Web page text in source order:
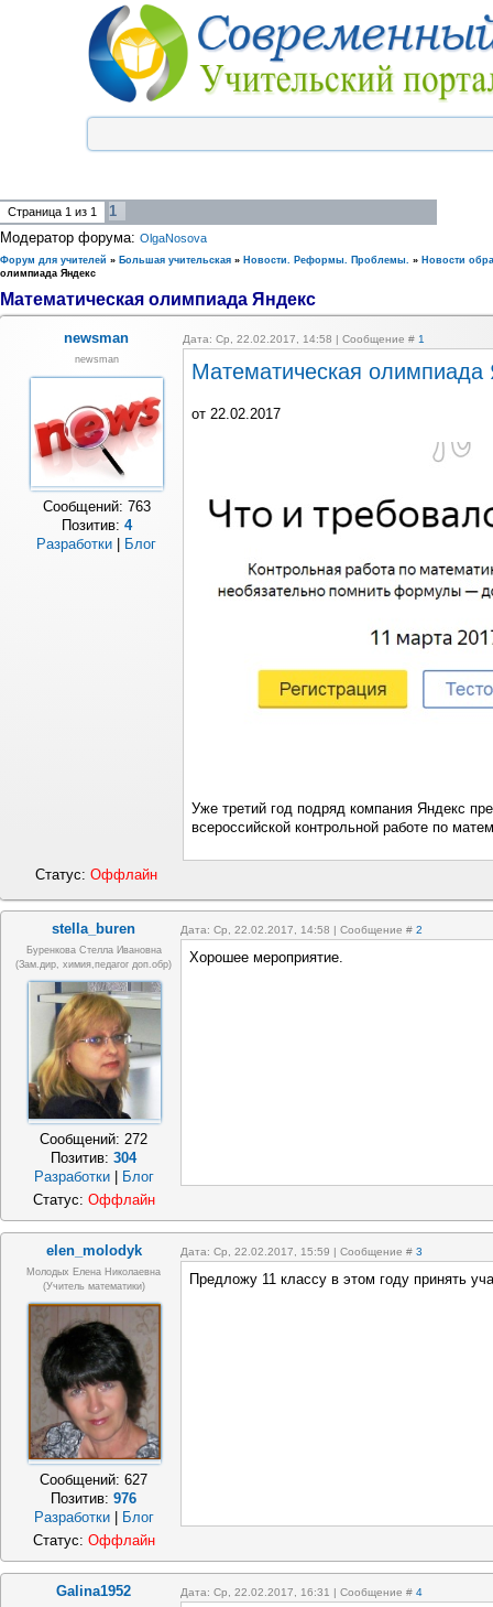
Страница 1 из 1
1
Модератор форума: OlgaNosova
Форум для учителей » Большая учительская » Новости. Реформы. Проблемы. » Новости
олимпиада Яндекс
Математическая олимпиада Яндекс
newsman Дата: Ср, 22.02.2017, 14:58 | Сообщение # 1
newsman
Сообщений: 763
Позитив: 4
Разработки
Блог
Математическая олимпиада
от 22.02.2017
Уже третий год подряд компания Яндекс
всероссийской контрольной работе по
Статус:Оффлайн
stella_buren Дата: Ср, 22.02.2017, 14:58 | Сообщение # 2
Буренкова Стелла Ивановна
(зам.дир, химия,педагог доп.обр)
Сообщений: 272
Позитив:304
Разработки | Блог
Хорошее мероприятие.
Статус: Оффлайн
elen_molodyk Дата: Ср, 22.02.2017, 15:59 | Сообщение # 3
Молодых Елена Николаевна
(учитель математики)
Сообщений:627
Позитив:976
Разработки | Блог
Предложу 11 классу в этом году принять
Статус: Оффлайн
Galina1952 Дата: Ср, 22.02.2017, 16:31 | Сообщение # 4